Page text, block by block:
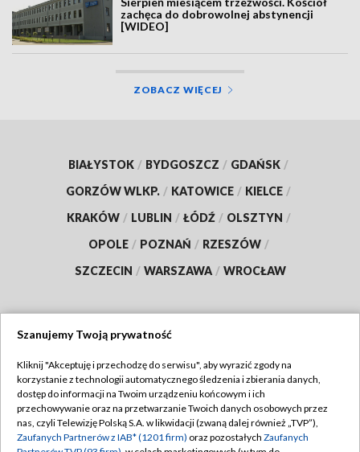
zachęca do dobrowolnej abstynencji
[WIDEO]
ZOBACZ WIĘCEJ
BIAŁYSTOK / BYDGOSZCZ / GDAŃSK /
GORZÓW WLKP. / KATOWICE / KIELCE /
KRAKÓW / LUBLIN / ŁÓDŹ / OLSZTYN /
OPOLE / POZNAŃ / RZESZÓW /
SZCZECIN / WARSZAWA / WROCŁAW
TVP
Abonament TVP
Emisja w TVP
Regulamin TVP
Polityka prywatności
Szanujemy Twoją prywatność
Kliknij "Akceptuję i przechodzę do serwisu", aby wyrazić zgody na
korzystanie z technologii automatycznego śledzenia i zbierania danych,
dostęp do informacji na Twoim urządzeniu końcowym i ich
przechowywanie oraz na przetwarzanie Twoich danych osobowych przez
nas, czyli Telewizję Polską S.A. w likwidacji (zwaną dalej również „TVP”),
Zaufanych Partnerów z IAB* (1201 firm) oraz pozostałych Zaufanych